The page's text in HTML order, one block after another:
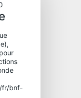
fr/bnf-